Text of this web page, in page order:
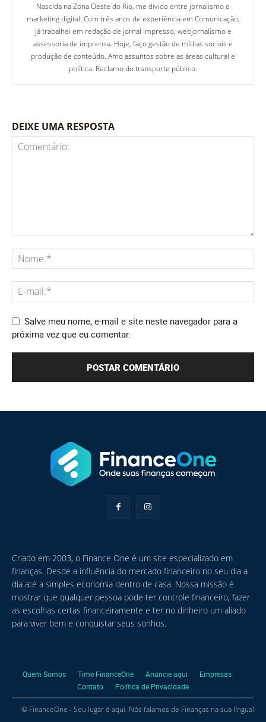
Nascida na Zona Oeste do Rio, me divido entre jornalismo e
marketing digital. Com três anos de experiência em Comunicação,
já trabalhei em redação de jornal impresso, webjornalismo e
assessoria de imprensa. Hoje, faço gestão de mídias sociais e
produção de conteúdo. Amo assuntos sobre as áreas cultural e
política. Reclamo do transporte público.
DEIXE UMA RESPOSTA
Salve meu nome, e-mail e site neste navegador para a
próxima vez que eu comentar.
Criado em 2003, o Finance One é um site especializado em
finanças. Desde a influência do mercado financeiro no seu dia a
dia até a simples economia dentro de casa. Nossa missão é
mostrar que qualquer pessoa pode ter controle financeiro, fazer
as escolhas certas financeiramente e ter no dinheiro um aliado
para viver bem e conquistar seus sonhos.
Quem Somos Time FinanceOne Anuncie aqui
Empresas
Contato
Política de Privacidade
© FinanceOne - Seu lugar é aqui. Nós falamos de Finanças na sua língua!